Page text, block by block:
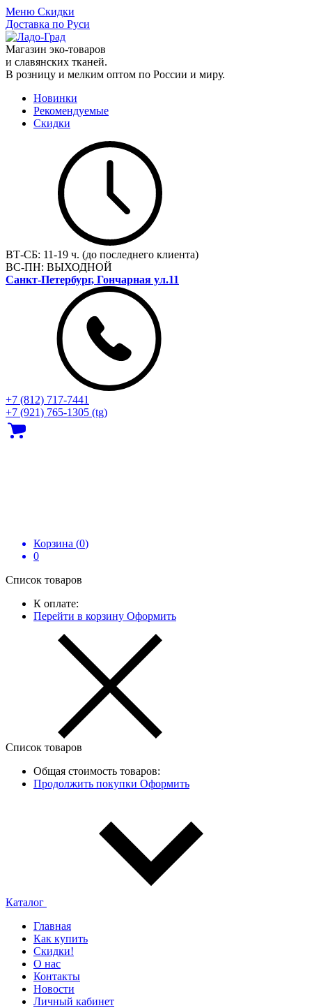
Меню Скидки
Доставка по Руси
Магазин эко-товаров
и славянских тканей.
В розницу и мелким оптом по России и миру.
Новинки
Рекомендуемые
Скидки
ВТ-СБ: 11-19 ч. (до последнего клиента)
ВС-ПН: ВЫХОДНОЙ
Санкт-Петербург, Гончарная ул.11
+7 (812) 717‑7441
+7 (921) 765-1305 (tg)
Корзина (0)
0
Список товаров
К оплате:
Перейти в корзину Оформить
Список товаров
Общая стоимость товаров:
Продолжить покупки Оформить
Каталог
Главная
Как купить
Скидки!
О нас
Контакты
Новости
Личный кабинет